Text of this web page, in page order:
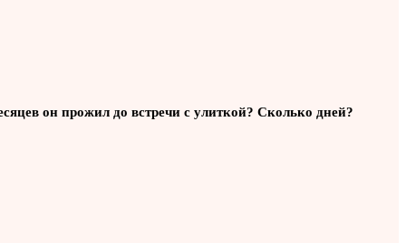
он прожил до встречи с улиткой? Сколько дней?